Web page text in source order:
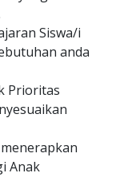
Siswa/i
anda
Prioritas
Anak